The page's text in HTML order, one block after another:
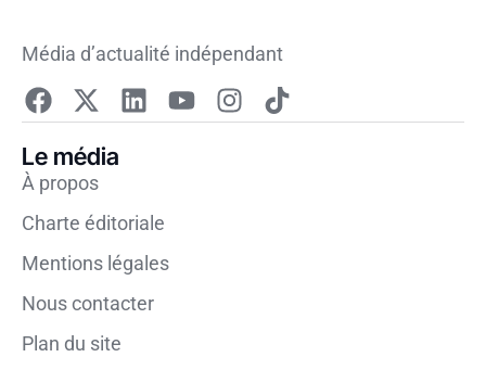
Média d’actualité indépendant
Le média
À propos
Charte éditoriale
Mentions légales
Nous contacter
Plan du site